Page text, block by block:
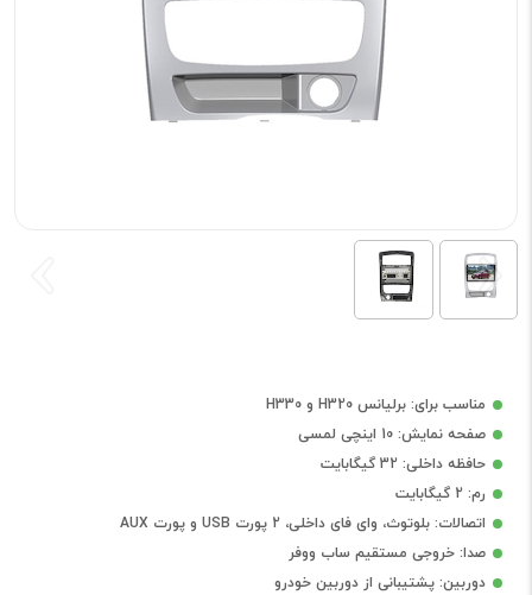
مناسب برای: برلیانس H320 و H330
صفحه نمایش: 10 اینچی لمسی
حافظه داخلی: 32 گیگابایت
رم: 2 گیگابایت
اتصالات: بلوتوث، وای فای داخلی، 2 پورت USB و پورت AUX
صدا: خروجی مستقیم ساب ووفر
دوربین: پشتیبانی از دوربین خودرو